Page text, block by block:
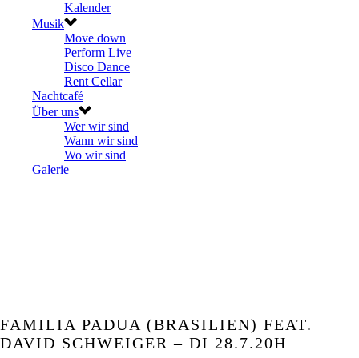
Kalender
Musik
Move down
Perform Live
Disco Dance
Rent Cellar
Nachtcafé
Über uns
Wer wir sind
Wann wir sind
Wo wir sind
Galerie
FAMILIA PADUA (BRASILIEN) FEAT.
DAVID SCHWEIGER – DI 28.7.20H